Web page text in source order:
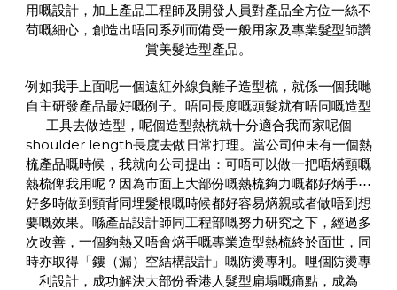
用嘅設計，加上產品工程師及開發人員對產品全方位一絲不
苟嘅細心，創造出唔同系列而備受一般用家及專業髮型師讚
賞美髮造型產品。
例如我手上面呢一個遠紅外線負離子造型梳，就係一個我哋
自主研發產品最好嘅例子。唔同長度嘅頭髮就有唔同嘅造型
工具去做造型，呢個造型熱梳就十分適合我而家呢個
shoulder length長度去做日常打理。當公司仲未有一個熱
梳產品嘅時候，我就向公司提出：可唔可以做一把唔焫頸嘅
熱梳俾我用呢？因為市面上大部份嘅熱梳夠力嘅都好焫手⋯
好多時做到頸背同埋髮根嘅時候都好容易焫親或者做唔到想
要嘅效果。喺產品設計師同工程部嘅努力研究之下，經過多
次改善，一個夠熱又唔會焫手嘅專業造型熱梳終於面世，同
時亦取得「鏤（漏）空結構設計」嘅防燙專利。哩個防燙專
利設計，成功解決大部份香港人髮型扁塌嘅痛點，成為